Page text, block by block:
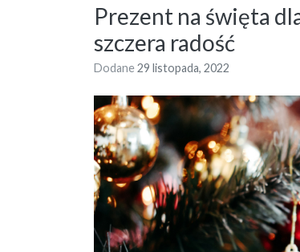
Prezent na święta
szczera radość
Dodane29 listopada, 2022